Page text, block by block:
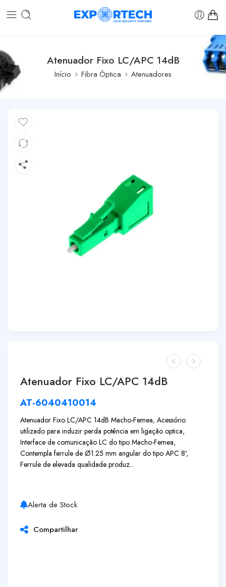
Atenuador Fixo LC/APC 14dB
Início Fibra Óptica Atenuadores
Atenuador Fixo LC/APC 14dB
AT-6040410014
Atenuador Fixo LC/APC 14dB Macho-Femea, Acessório
utilizado para induzir perda potência em ligação optica,
Interface de comunicação LC do tipo Macho-Femea,
Contempla ferrule de Ø1.25 mm angular do tipo APC 8º,
Ferrule de elevada qualidade produz...
Alerta de Stock
Compartilhar